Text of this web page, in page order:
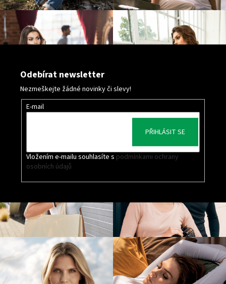
Odebírat newsletter
Nezmeškejte žádné novinky či slevy!
E-mail
Vložením e-mailu souhlasíte s podmínkami ochrany
osobních údajů
PŘIHLÁSIT SE